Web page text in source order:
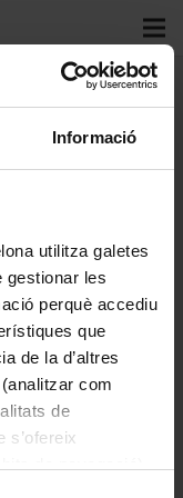
Informació
utilitza galetes
gestionar les
perquè accediu
que
de la d’altres
com
de
s’ofereix
current
JA Moreno; A.
E. Saugar; J.
Foerster; L. Aballe;
Fesenko.